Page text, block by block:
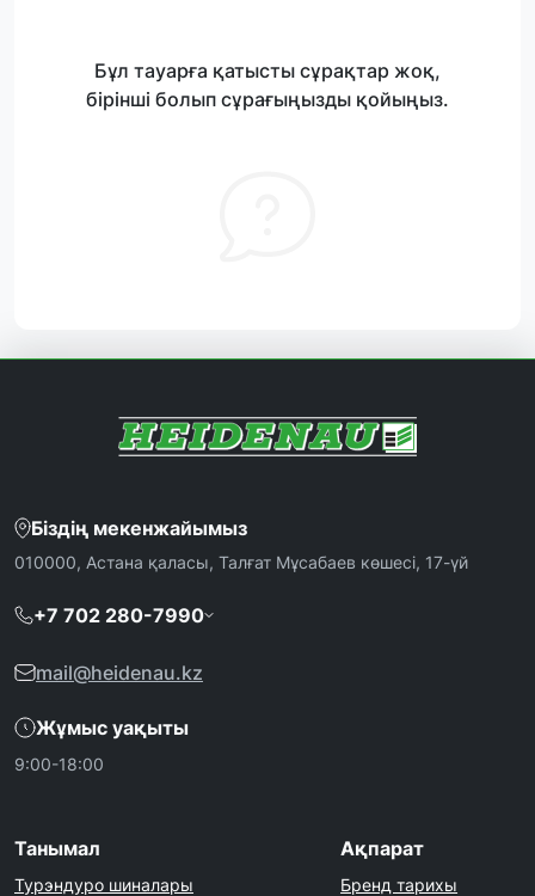
Бұл тауарға қатысты сұрақтар жоқ,
бірінші болып сұрағыңызды қойыңыз.
Біздің мекенжайымыз
010000, Астана қаласы, Талғат Мұсабаев көшесі, 17-үй
+7 702 280-7990
mail@heidenau.kz
Жұмыс уақыты
9:00-18:00
Танымал
Турэндуро шиналары
Ақпарат
Бренд тарихы